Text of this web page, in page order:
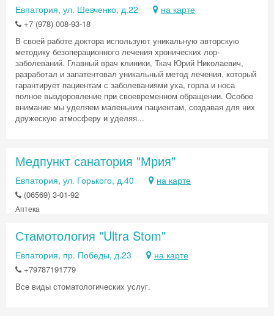
Евпатория, ул. Шевченко, д.22 на карте
+7 (978) 008-93-18
В своей работе доктора используют уникальную авторскую
методику безоперационного лечения хронических лор-
заболеваний. Главный врач клиники, Ткач Юрий Николаевич,
разработал и запатентовал уникальный метод лечения, который
гарантирует пациентам с заболеваниями уха, горла и носа
полное выздоровление при своевременном обращении. Особое
внимание мы уделяем маленьким пациентам, создавая для них
дружескую атмосферу и уделяя...
Медпункт санатория "Мрия"
Евпатория, ул. Горького, д.40 на карте
(06569) 3-01-92
Аптека
Стамотология "Ultra Stom"
Евпатория, пр. Победы, д.23 на карте
+79787191779
Все виды стоматологических услуг.
Получить промокод